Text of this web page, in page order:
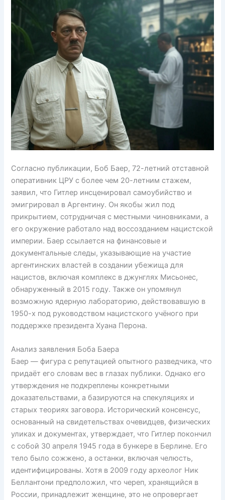
Согласно публикации, Боб Баер, 72-летний отставной
оперативник ЦРУ с более чем 20-летним стажем,
заявил, что Гитлер инсценировал самоубийство и
эмигрировал в Аргентину. Он якобы жил под
прикрытием, сотрудничая с местными чиновниками, а
его окружение работало над воссозданием нацистской
империи. Баер ссылается на финансовые и
документальные следы, указывающие на участие
аргентинских властей в создании убежища для
нацистов, включая комплекс в джунглях Мисьонес,
обнаруженный в 2015 году. Также он упомянул
возможную ядерную лабораторию, действовавшую в
1950-х под руководством нацистского учёного при
поддержке президента Хуана Перона.
Анализ заявления Боба Баера
Баер — фигура с репутацией опытного разведчика, что
придаёт его словам вес в глазах публики. Однако его
утверждения не подкреплены конкретными
доказательствами, а базируются на спекуляциях и
старых теориях заговора. Исторический консенсус,
основанный на свидетельствах очевидцев, физических
уликах и документах, утверждает, что Гитлер покончил
с собой 30 апреля 1945 года в бункере в Берлине. Его
тело было сожжено, а останки, включая челюсть,
идентифицированы. Хотя в 2009 году археолог Ник
Беллантони предположил, что череп, хранящийся в
России, принадлежит женщине, это не опровергает